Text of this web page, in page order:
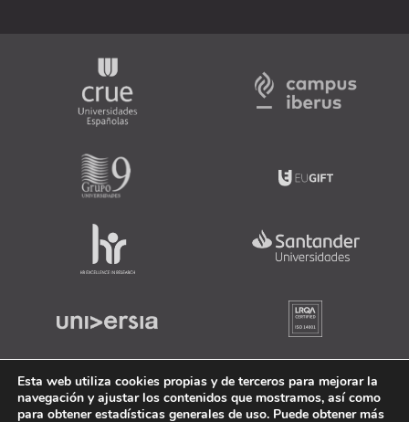
Esta web utiliza cookies propias y de terceros para mejorar la
navegación y ajustar los contenidos que mostramos, así como
para obtener estadísticas generales de uso. Puede obtener más